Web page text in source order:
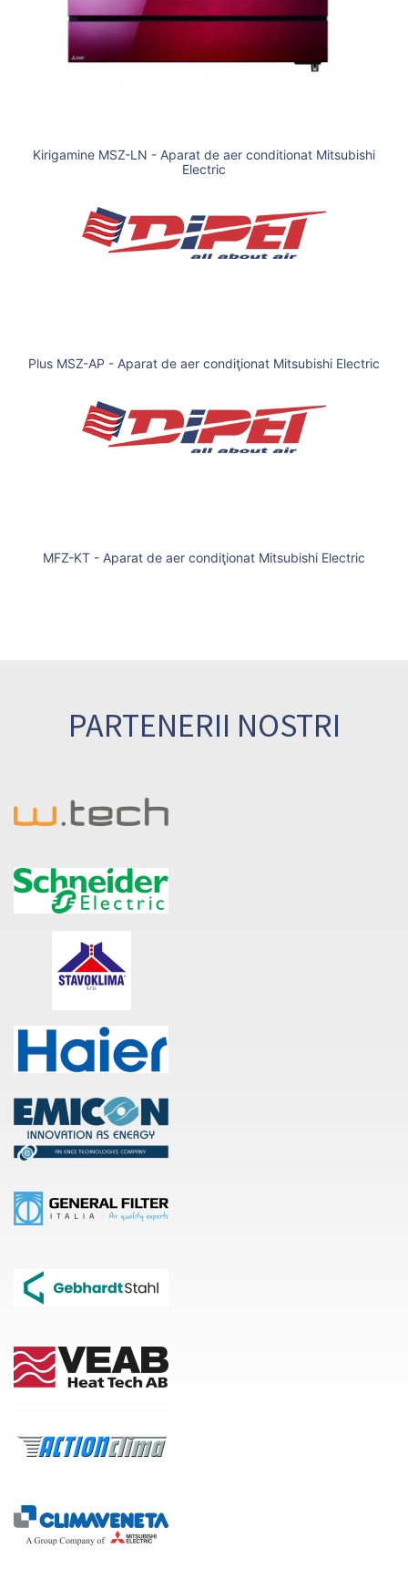
Kirigamine MSZ-LN - Aparat de aer conditionat Mitsubishi
Electric
Plus MSZ-AP - Aparat de aer condiţionat Mitsubishi Electric
MFZ-KT - Aparat de aer condiţionat Mitsubishi Electric
PARTENERII NOSTRI